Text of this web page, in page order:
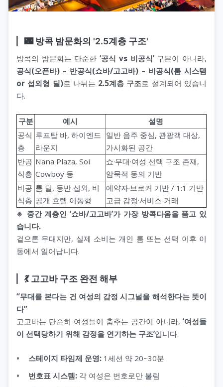
🌃 방콕 밤문화의 '2.5계층 구조'
방콕의 밤문화는 단순한‘공식 vs 비공식’구분이 아니라,
공식(오픈바) – 반공식(쇼바/고고바) – 비공식(룸 시스템
or 섭외형 딜)로 나뉘는 2.5계층 구조로 설계되어 있습니
다.
구분 예시
설명
공식
층
루프탑 바, 하이엔드
라운지
일반 음주 중심, 관광객 대상,
가시화된 공간
반공
식층
Nana Plaza, Soi
Cowboy 등
쇼·무대·여성 선택 구조 존재,
암묵적 동의 기반
비공
식층
룸 딜, 동반 섭외, 비
공개 호텔 이동형
예약자·브로커 기반 / 1:1 기반
고급 감정·서비스 거래
※ 중간 계층인 ‘쇼바/고고바’가 가장 방콕다움을 품고 있
습니다.
겉으론 무대지만, 실제 소비는 개인 룸 또는 선택 이후 이
동에서 일어납니다.
💃 고고바 구조 완전 해부
“무대를 본다는 건 여성의 감정 시그널을 해석한다는 뜻이
다”
고고바는 단순히 여성들이 춤추는 공간이 아니라, ‘여성들
이 선택당하기 위해 감정을 연기하는 구조’입니다.
스테이지 타임제 운영: 1세션 약 20~30분
번호표 시스템: 각 여성은 번호로만 불림